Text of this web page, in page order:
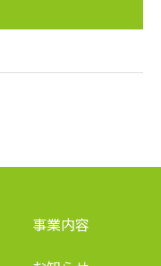
事業内容